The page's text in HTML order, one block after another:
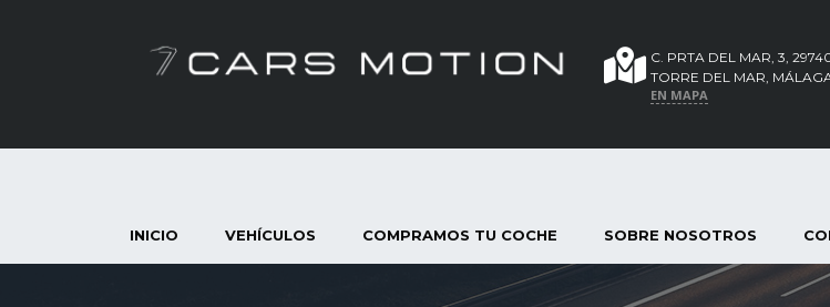
C. PRTA DEL MAR, 3,
TORRE DEL MAR,
EN MAPA
INICIO VEHÍCULOS COMPRAMOS TU COCHE SOBRE NOSOTROS